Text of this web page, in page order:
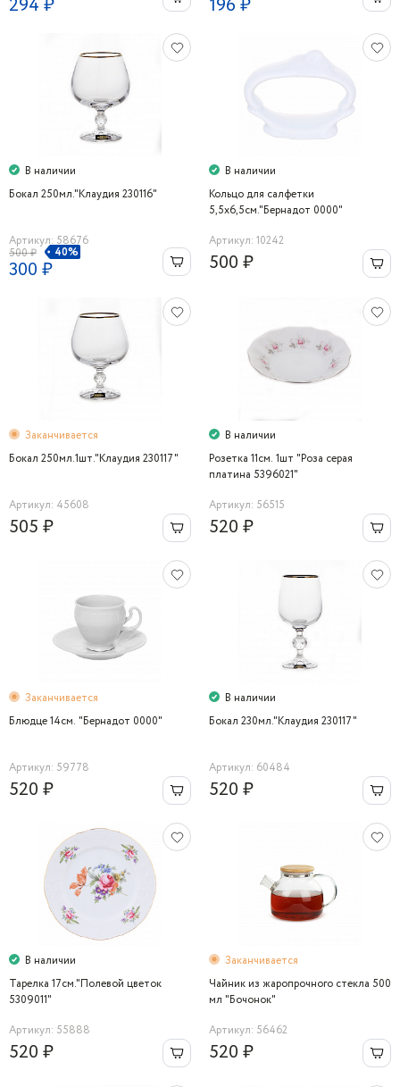
294 ₽ 196 ₽
В наличии
Бокал 250мл."Клаудия 230116"
Артикул: 58676
500 ₽
40%
300 ₽
В наличии
Кольцо для салфетки
5,5х6,5см."Бернадот 0000"
Артикул: 10242
500 ₽
Заканчивается
Бокал 250мл.1шт."Клаудия 230117"
Артикул: 45608
505 ₽
В наличии
Розетка 11см. 1шт "Роза серая
платина 5396021"
Артикул: 56515
520 ₽
Заканчивается
Блюдце 14см. "Бернадот 0000"
Артикул: 59778
520 ₽
В наличии
Бокал 230мл."Клаудия 230117"
Артикул: 60484
520 ₽
В наличии
Тарелка 17см."Полевой цветок
5309011"
Артикул: 55888
520 ₽
Заканчивается
Чайник из жаропрочного стекла 500
мл "Бочонок"
Артикул: 56462
520 ₽